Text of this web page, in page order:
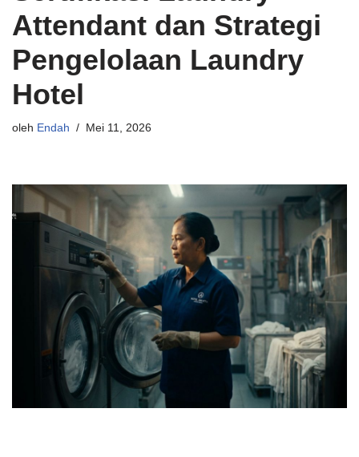
Attendant dan Strategi
Pengelolaan Laundry
Hotel
oleh Endah Mei 11, 2026